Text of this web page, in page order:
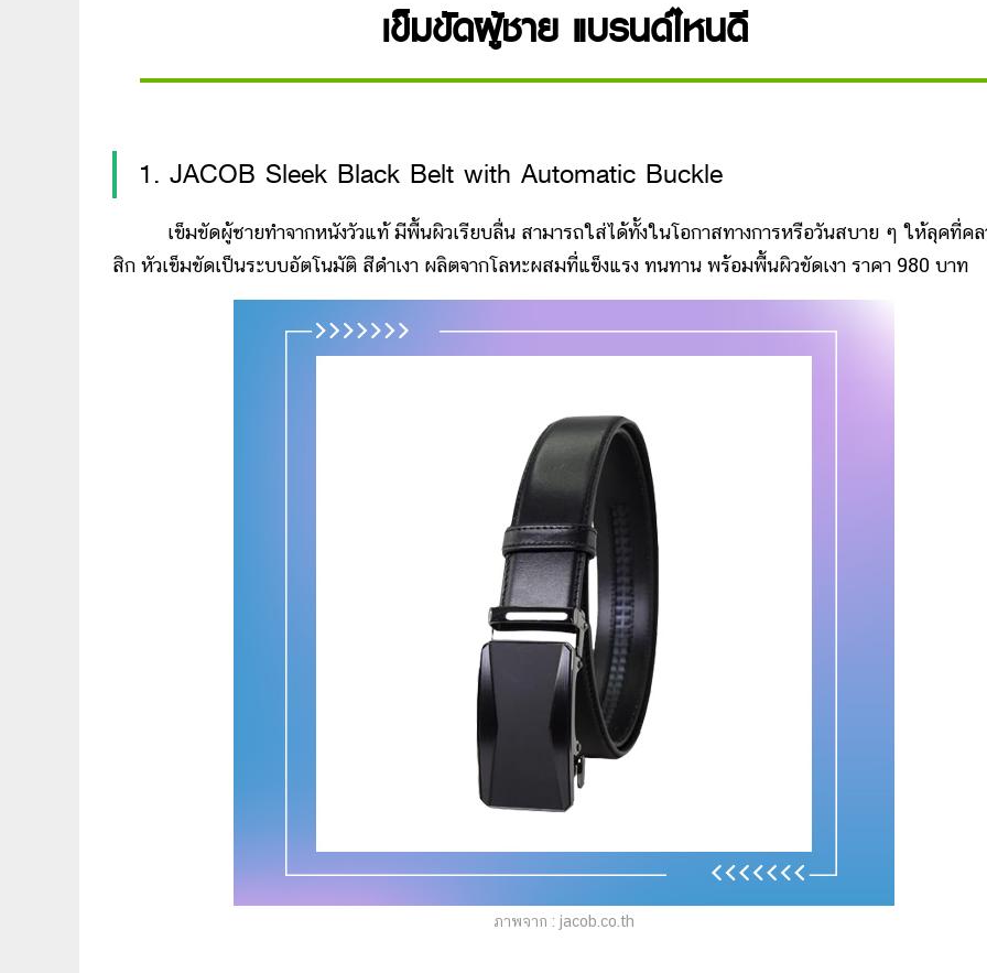
เข็มขัดผู้ชาย แบรนด์ไหนดี
1. JACOB Sleek Black Belt with Automatic Buckle
เข็มขัดผู้ชายทำจากหนังวัวแท้ มีพื้นผิวเรียบลื่น สามารถใส่ได้ทั้งในโอกาสทางการหรือวันสบาย ๆ ให้ลุคที่ค
สิก หัวเข็มขัดเป็นระบบอัตโนมัติ สีดำเงา ผลิตจากโลหะผสมที่แข็งแรง ทนทาน พร้อมพื้นผิวขัดเงา ราคา 980 บาท
ภาพจาก : jacob.co.th